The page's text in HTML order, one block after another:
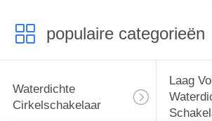
populaire categorieën
Waterdichte
Cirkelschakelaar
Laag